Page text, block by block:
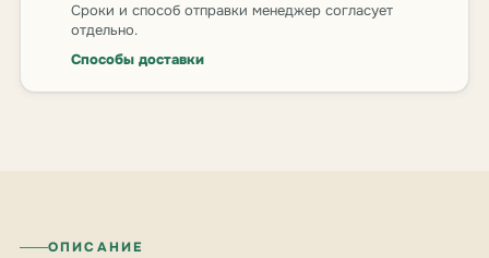
Сроки и способ отправки менеджер согласует
отдельно.
Способы доставки
ОПИСАНИЕ